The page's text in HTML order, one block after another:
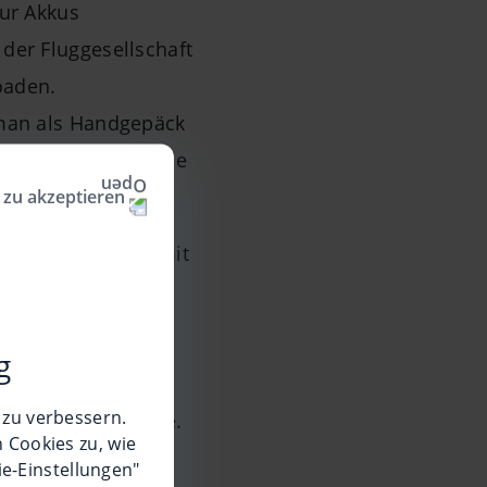
verbessern.
zu, wie
Einstellungen"
akzeptieren
Akkus
Fluggesellschaft
als Handgepäck
Hilfsmittel wie
Dieser muss mit
Fotos vom Rolli
ich von einer
gedacht habe.